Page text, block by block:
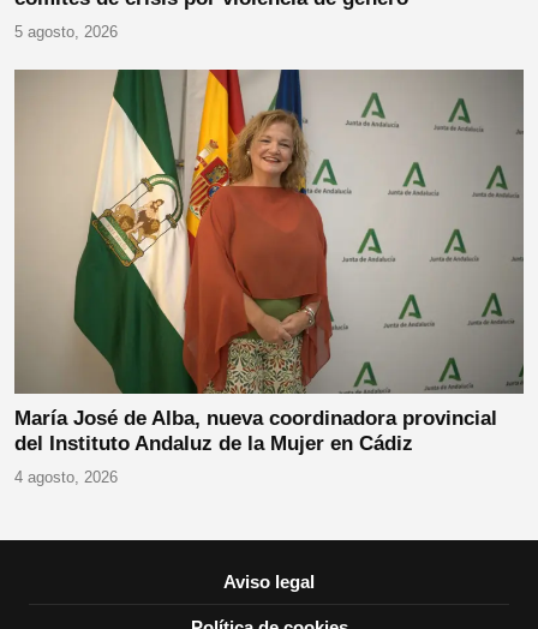
5 agosto, 2026
María José de Alba, nueva coordinadora provincial
del Instituto Andaluz de la Mujer en Cádiz
4 agosto, 2026
Aviso legal